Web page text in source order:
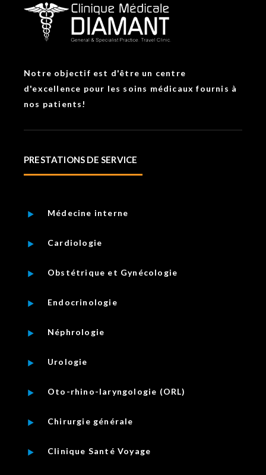
Notre objectif est d'être un centre
d'excellence pour les soins médicaux fournis à
nos patients!
PRESTATIONS DE SERVICE
Médecine interne
Cardiologie
Obstétrique et Gynécologie
Endocrinologie
Néphrologie
Urologie
Oto-rhino-laryngologie (ORL)
Chirurgie générale
Clinique Santé Voyage